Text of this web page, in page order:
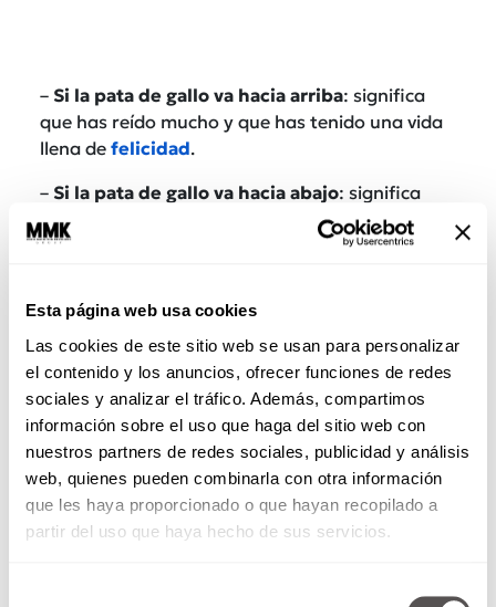
Esta página web usa cookies
Las cookies de este sitio web se usan para personalizar
el contenido y los anuncios, ofrecer funciones de redes
sociales y analizar el tráfico. Además, compartimos
información sobre el uso que haga del sitio web con
nuestros partners de redes sociales, publicidad y análisis
web, quienes pueden combinarla con otra información
que les haya proporcionado o que hayan recopilado a
partir del uso que haya hecho de sus servicios.
– Si la pata de gallo va hacia arriba: significa
que has reído mucho y que has tenido una vida
llena de felicidad.
– Si la pata de gallo va hacia abajo: significa
todos los momentos en que
has lloradoo
sufrido algún momento de tristeza.
, en lugar de agobiarte por su aspecto